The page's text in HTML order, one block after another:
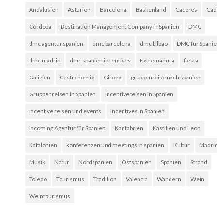
Andalusien Asturien Barcelona Baskenland Caceres
Córdoba Destination Management Company in Spanien DMC
dmc agentur spanien dmc barcelona dmc bilbao DMC für
dmc madrid dmc spanien incentives Extremadura fiesta
Galizien Gastronomie Girona gruppenreise nach spanien
Gruppenreisen in Spanien Incentivereisen in Spanien
incentive reisen und events Incentives in Spanien
Incoming Agentur für Spanien Kantabrien Kastilien und Leon
Katalonien konferenzen und meetings in spanien Kultur
Musik Natur Nordspanien Ostspanien Spanien Strand
Toledo Tourismus Tradition Valencia Wandern Wein
Weintourismus